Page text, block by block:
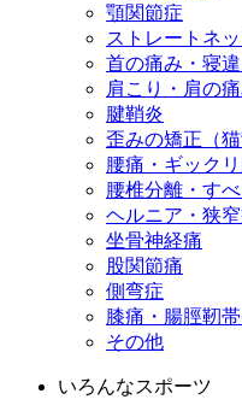
顎関節症
ストレートネ
首の痛み・寝違
肩こり・肩の
腱鞘炎
歪みの矯正（猫
腰痛・ギック
腰椎分離・す
ヘルニア・狭
坐骨神経痛
股関節痛
側弯症
膝痛・腸脛靭
その他
いろんなスポーツ